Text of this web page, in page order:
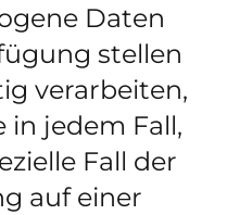
Daten
stellen
verarbeiten,
in jedem Fall,
Fall der
auf einer